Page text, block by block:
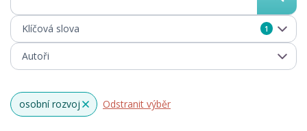
Klíčová slova 1
Autoři
osobní rozvoj x
Odstranit výběr